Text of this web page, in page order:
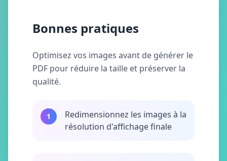
Bonnes pratiques
Optimisez vos images avant de générer le
PDF pour réduire la taille et préserver la
qualité.
1
Redimensionnez les images à la
résolution d'affichage finale